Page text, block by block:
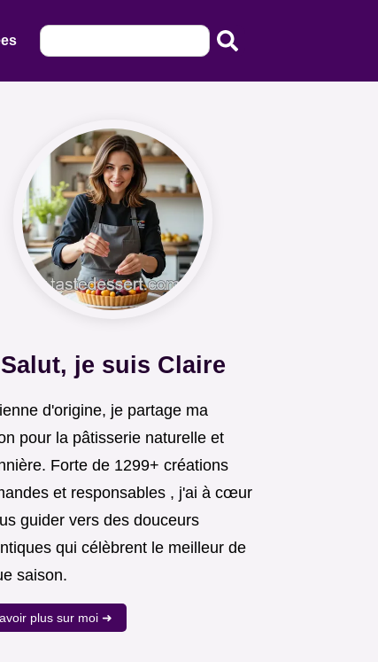
Salut, je suis Claire
d'origine, je partage ma
pour la pâtisserie naturelle et
Forte de 1299+ créations
et responsables , j'ai à cœur
guider vers des douceurs
qui célèbrent le meilleur de
saison.
plus sur moi ➜